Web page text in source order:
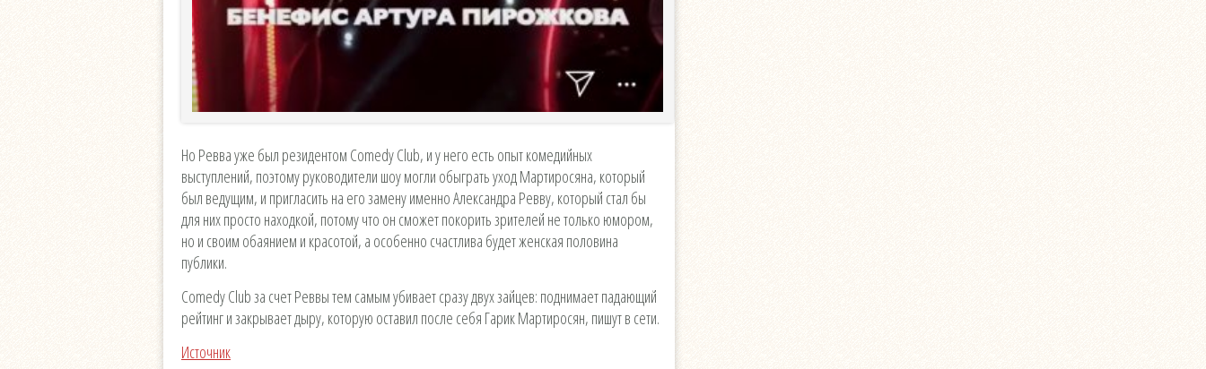
Но Ревва уже был резидентом Comedy Club, и у него есть опыт комедийных
выступлений, поэтому руководители шоу могли обыграть уход Мартиросяна, который
был ведущим, и пригласить на его замену именно Александра Ревву, который стал бы
для них просто находкой, потому что он сможет покорить зрителей не только юмором,
но и своим обаянием и красотой, а особенно счастлива будет женская половина
публики.
Comedy Club за счет Реввы тем самым убивает сразу двух зайцев: поднимает падающий
рейтинг и закрывает дыру, которую оставил после себя Гарик Мартиросян, пишут в сети.
Источник